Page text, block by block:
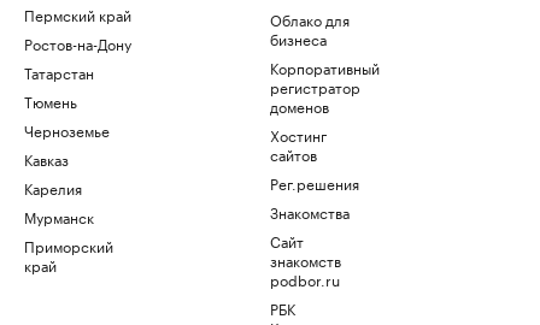
Пермский край
Ростов-на-Дону
Татарстан
Тюмень
Черноземье
Кавказ
Карелия
Мурманск
Приморский
край
Облако для
бизнеса
Корпоративный
регистратор
доменов
Хостинг
сайтов
Рег.решения
Знакомства
Сайт
знакомств
podbor.ru
РБК